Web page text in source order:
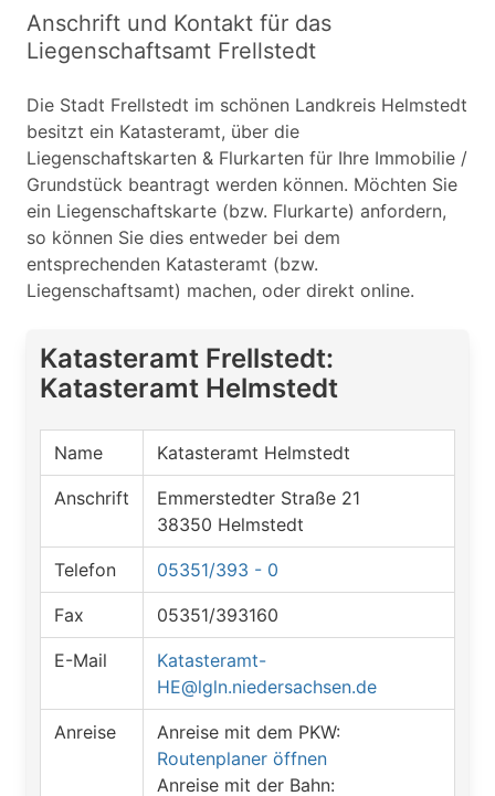
Anschrift und Kontakt für das
Liegenschaftsamt Frellstedt
Die Stadt Frellstedt im schönen Landkreis Helmstedt
besitzt ein Katasteramt, über die
Liegenschaftskarten & Flurkarten für Ihre Immobilie /
Grundstück beantragt werden können. Möchten Sie
ein Liegenschaftskarte (bzw. Flurkarte) anfordern,
so können Sie dies entweder bei dem
entsprechenden Katasteramt (bzw.
Liegenschaftsamt) machen, oder direkt online.
Katasteramt Frellstedt:
Katasteramt Helmstedt
Name Katasteramt Helmstedt
Anschrift
Emmerstedter Straße 21
38350 Helmstedt
Telefon 05351/393 - 0
Fax 05351/393160
E-Mail
Katasteramt-
HE@lgln.niedersachsen.de
Anreise
Anreise mit dem PKW:
Routenplaner öffnen
Anreise mit der Bahn: